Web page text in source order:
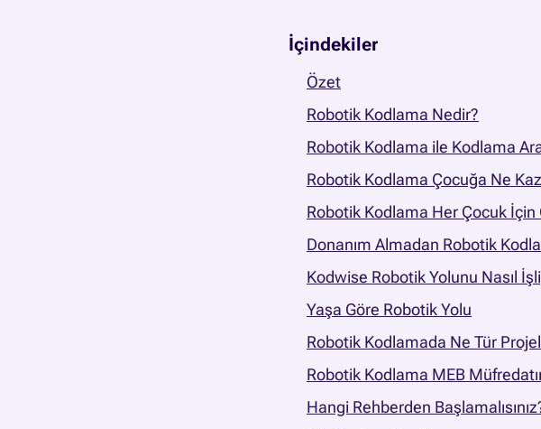
İçindekiler
Özet
Robotik Kodlama Nedir?
Robotik Kodlama ile Kodlama
Robotik Kodlama Çocuğa Ne
Robotik Kodlama Her Çocuk İçin
Donanım Almadan Robotik
Kodwise Robotik Yolunu Nasıl
Yaşa Göre Robotik Yolu
Robotik Kodlamada Ne Tür
Robotik Kodlama MEB
Hangi Rehberden